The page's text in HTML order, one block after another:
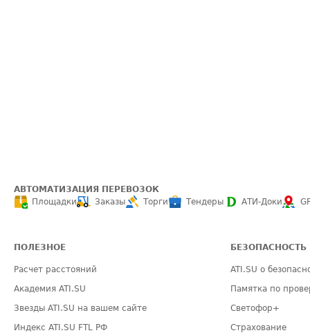
АВТОМАТИЗАЦИЯ ПЕРЕВОЗОК
Площадки
Заказы Торги Тендеры АТИ-Доки
ПОЛЕЗНОЕ
Расчет расстояний
Академия ATI.SU
Звезды ATI.SU на вашем сайте
Индекс ATI.SU FTL РФ
БЕЗОПАСНОСТЬ
ATI.SU о
Памятка по
Светофор+
Страхование